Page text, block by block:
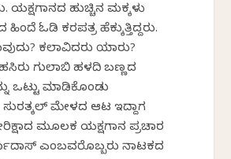
ಯಕ್ಷಗಾನದ ಹುಚ್ಚಿನ ಮಕ್ಕಳು
ಓಡಿ ಕರಪತ್ರ ಹೆಕ್ಕುತ್ತಿದ್ದರು.
ಕಲಾವಿದರು ಯಾರು?
ಗುಲಾಬಿ ಹಳದಿ ಬಣ್ಣದ
ಒಟ್ಟು ಮಾಡಿಕೊಂಡು
ಸುರತ್ಕಲ್ ಮೇಳದ ಆಟ ಇದ್ದಾಗ
ಮೂಲಕ ಯಕ್ಷಗಾನ ಪ್ರಚಾರ
ಎಂಬವರೊಬ್ಬರು ನಾಟಕದ